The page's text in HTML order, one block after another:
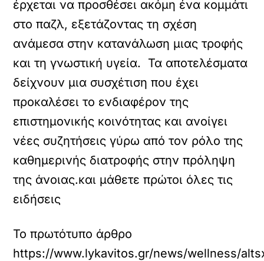
έρχεται να προσθέσει ακόμη ένα κομμάτι
στο παζλ, εξετάζοντας τη σχέση
ανάμεσα στην κατανάλωση μιας τροφής
και τη γνωστική υγεία. Τα αποτελέσματα
δείχνουν μια συσχέτιση που έχει
προκαλέσει το ενδιαφέρον της
επιστημονικής κοινότητας και ανοίγει
νέες συζητήσεις γύρω από τον ρόλο της
καθημερινής διατροφής στην πρόληψη
της άνοιας.και μάθετε πρώτοι όλες τις
ειδήσεις
Το πρωτότυπο άρθρο
https://www.lykavitos.gr/news/wellness/